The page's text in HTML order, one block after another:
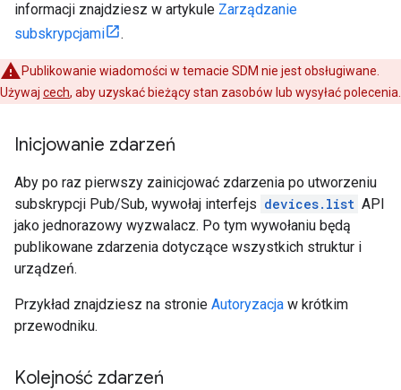
informacji znajdziesz w artykule Zarządzanie
subskrypcjami
.
Publikowanie wiadomości w temacie SDM nie jest obsługiwane.
Używaj cech, aby uzyskać bieżący stan zasobów lub wysyłać polecenia.
Inicjowanie zdarzeń
Aby po raz pierwszy zainicjować zdarzenia po utworzeniu
subskrypcji Pub/Sub, wywołaj interfejs devices.list API
jako jednorazowy wyzwalacz. Po tym wywołaniu będą
publikowane zdarzenia dotyczące wszystkich struktur i
urządzeń.
Przykład znajdziesz na stronie Autoryzacja w krótkim
przewodniku.
Kolejność zdarzeń